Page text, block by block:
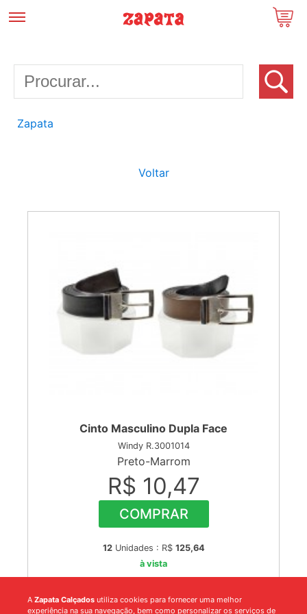
Zapata
Voltar
Cinto Masculino Dupla Face
Windy R.3001014
Preto-Marrom
R$ 10,47
COMPRAR
12Unidades : R$ 125,64
à vista
A Zapata Calçados utiliza cookies para fornecer uma melhor
experiência na sua navegação, bem como personalizar os serviços de